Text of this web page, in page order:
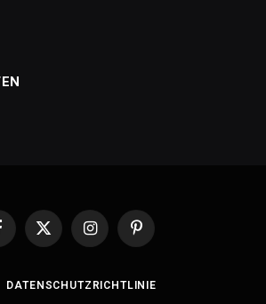
X
InstagramPinterest
DATENSCHUTZRICHTLINIE